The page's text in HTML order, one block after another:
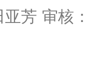
亚芳 审核